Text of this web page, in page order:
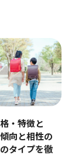
・特徴と
向と相性の
タイプを徹